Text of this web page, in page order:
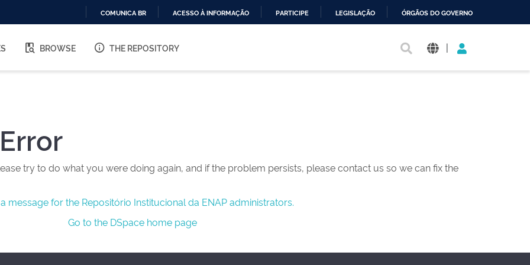
O
COMUNICA BR ACESSO À INFORMAÇÃO PARTICIPE LEGISLAÇÃO ÓRGÃOS DO GOVERNO
BROWSE THE REPOSITORY |
try to do what you were doing again, and if the problem persists, please contact us so we can fix the
message for the Repositório Institucional da ENAP administrators.
Go to the DSpace home page